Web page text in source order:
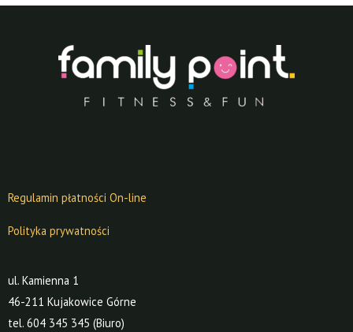
Regulamin płatności On-line
Polityka prywatności
ul. Kamienna 1
46-211 Kujakowice Górne
tel. 604 345 345 (Biuro)